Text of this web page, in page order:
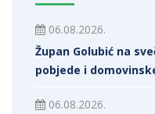
06.08.2026.
Župan Golubić na
pobjede i
06.08.2026.